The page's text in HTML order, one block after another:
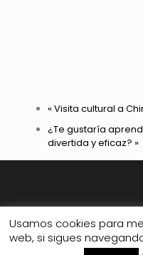
« Visita cultural a
¿Te gustaría
divertida y eficaz? »
© 2026
Usamos cookies para
web, si sigues